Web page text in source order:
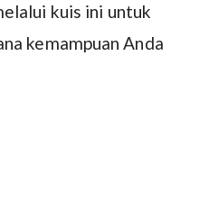
kuis ini untuk
kemampuan Anda